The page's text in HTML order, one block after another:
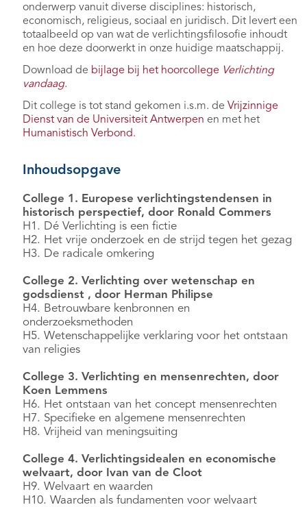
onderwerp vanuit diverse disciplines: historisch,
economisch, religieus, sociaal en juridisch. Dit levert een
totaalbeeld op van wat de verlichtingsfilosofie inhoudt
en hoe deze doorwerkt in onze huidige maatschappij.
Download de bijlage bij het hoorcollege Verlichting
vandaag.
Dit college is tot stand gekomen i.s.m. de Vrijzinnige
Dienst van de Universiteit Antwerpen en met het
Humanistisch Verbond.
Inhoudsopgave
College 1. Europese verlichtingstendensen in
historisch perspectief, door Ronald Commers
H1. Dé Verlichting is een fictie
H2. Het vrije onderzoek en de strijd tegen het gezag
H3. De radicale omkering
College 2. Verlichting over wetenschap en
godsdienst , door Herman Philipse
H4. Betrouwbare kenbronnen en
onderzoeksmethoden
H5. Wetenschappelijke verklaring voor het ontstaan
van religies
College 3. Verlichting en mensenrechten, door
Koen Lemmens
H6. Het ontstaan van het concept mensenrechten
H7. Specifieke en algemene mensenrechten
H8. Vrijheid van meningsuiting
College 4. Verlichtingsidealen en economische
welvaart, door Ivan van de Cloot
H9. Welvaart en waarden
H10. Waarden als fundamenten voor welvaart